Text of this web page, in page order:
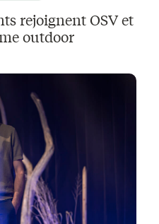
rejoignent OSV et
outdoor